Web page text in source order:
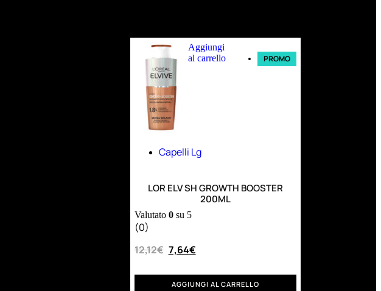
Aggiungi
al carrello
PROMO
Capelli Lg
LOR ELV SH GROWTH BOOSTER
200ML
Valutato 0su 5
(0)
12,12€ 7,64€
AGGIUNGI AL CARRELLO